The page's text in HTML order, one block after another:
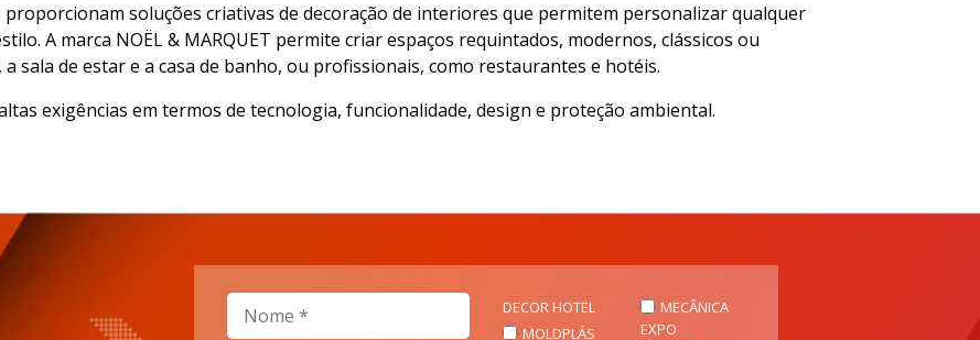
proporcionam soluções criativas de decoração de interiores que permitem personalizar qualquer
A marca NOËL & MARQUET permite criar espaços requintados, modernos, clássicos ou
sala de estar e a casa de banho, ou profissionais, como restaurantes e hotéis.
exigências em termos de tecnologia, funcionalidade, design e proteção ambiental.
DECOR HOTEL
MOLDPLÁS
MECÂNICA
EXPO